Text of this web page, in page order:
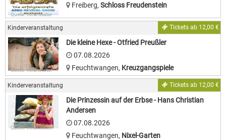
Quelle: Veranstalter
Freiberg, Schloss Freudenstein
Kinderveranstaltung Tickets ab 12,00 €
Quelle: Veranstalter
Die kleine Hexe - Otfried Preußler
07.08.2026
Feuchtwangen, Kreuzgangspiele
Kinderveranstaltung Tickets ab 12,00 €
Quelle: Veranstalter
Die Prinzessin auf der Erbse - Hans Christian
Andersen
07.08.2026
Feuchtwangen, Nixel-Garten